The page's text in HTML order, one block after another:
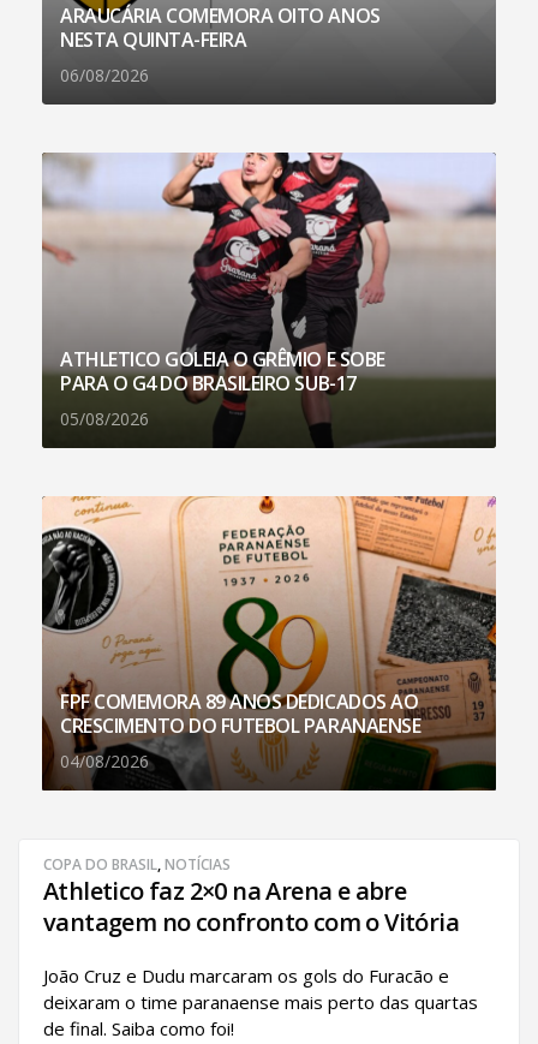
ARAUCÁRIA COMEMORA OITO ANOS
NESTA QUINTA-FEIRA
06/08/2026
ATHLETICO GOLEIA O GRÊMIO E SOBE
PARA O G4 DO BRASILEIRO SUB-17
05/08/2026
FPF COMEMORA 89 ANOS DEDICADOS AO
CRESCIMENTO DO FUTEBOL PARANAENSE
04/08/2026
COPA DO BRASIL,NOTÍCIAS
Athletico faz 2×0 na Arena e abre
vantagem no confronto com o Vitória
João Cruz e Dudu marcaram os gols do Furacão e
deixaram o time paranaense mais perto das quartas
de final. Saiba como foi!